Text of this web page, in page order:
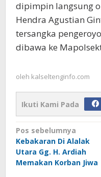
dipimpin langsung
Hendra Agustian
tersangka
dibawa ke
oleh kalseltenginfo.com
Ikuti Kami Pada
Navigasi
pos
Pos sebelumnya
Kebakaran Di Alalak
Utara Gg. H. Ardiah
Memakan Korban Jiwa